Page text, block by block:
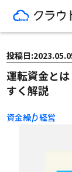
投稿日
運転資金と
すく解説
資金繰り経営